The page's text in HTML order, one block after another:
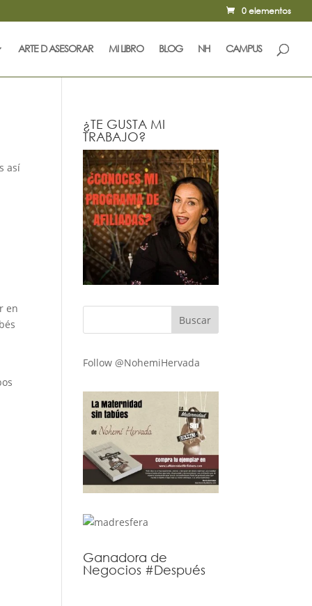
0 elementos
ARTE D ASESORAR MI LIBRO BLOG NH CAMPUS
así
en
¿TE GUSTA MI
TRABAJO?
Follow @NohemiHervada
Ganadora de
Negocios #Después